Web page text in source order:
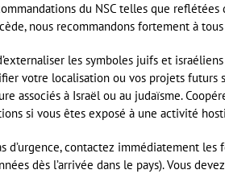
du NSC telles que
nous recommandons fortement à
les symboles juifs et
votre localisation ou vos projets futurs
associés à Israël ou au judaïsme.
si vous êtes exposé à une activité
d’urgence, contactez immédiatement
dès l’arrivée dans le pays). Vous